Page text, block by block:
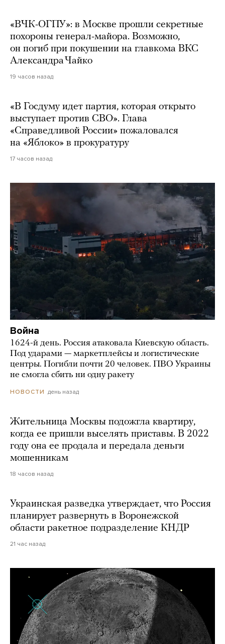
«ВЧК-ОГПУ»: в Москве прошли секретные
похороны генерал-майора. Возможно,
он погиб при покушении на главкома ВКС
Александра Чайко
19 часов назад
«В Госдуму идет партия, которая открыто
выступает против СВО». Глава
«Справедливой России» пожаловался
на «Яблоко» в прокуратуру
17 часов назад
Война
1624-й день. Россия атаковала Киевскую область.
Под ударами — маркетплейсы и логистические
центры. Погибли почти 20 человек. ПВО Украины
не смогла сбить ни одну ракету
НОВОСТИ день назад
Жительница Москвы подожгла квартиру,
когда ее пришли выселять приставы. В 2022
году она ее продала и передала деньги
мошенникам
18 часов назад
Украинская разведка утверждает, что Россия
планирует развернуть в Воронежской
области ракетное подразделение КНДР
21 час назад